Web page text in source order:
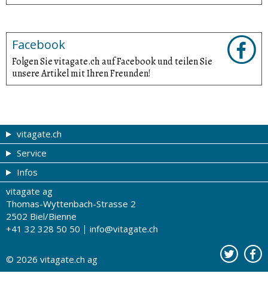
Facebook
Folgen Sie vitagate.ch auf Facebook und teilen Sie
unsere Artikel mit Ihren Freunden!
vitagate.ch
Gesund & schön
Themen von A-Z
Therapien von A-Z
Gesundheit zum Hören
Gesundheitstests
Service
Gutscheine
Drogistenstern
Drogeriesuche
Partner-Drogerien
Kontakt
Infos
Impressum
Über uns
Nutzungsbestimmungen
Werbung auf vitagate.ch
vitagate ag
Thomas-Wyttenbach-Strasse 2
2502 Biel/Bienne
+41 32 328 50 50
info@vitagate.ch
© 2026 vitagate.ch ag